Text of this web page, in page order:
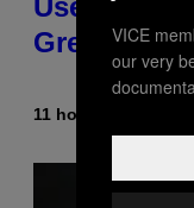
Greeting in
11 hours ago
VICE
our very